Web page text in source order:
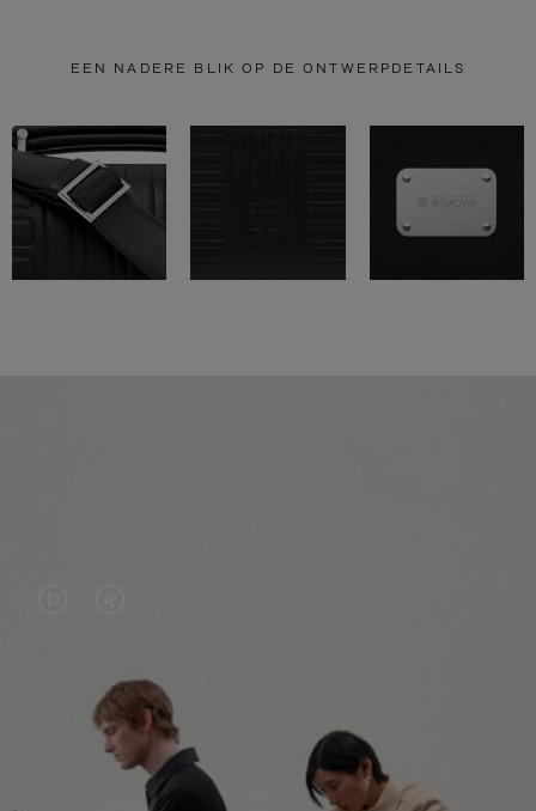
EEN NADERE BLIK OP DE ONTWERPDETAILS
NIET
GEPAUZEERD,
DRUK
VAN
DE
VIDEO
GA VERDER OP ONTDEKKINGSREIS